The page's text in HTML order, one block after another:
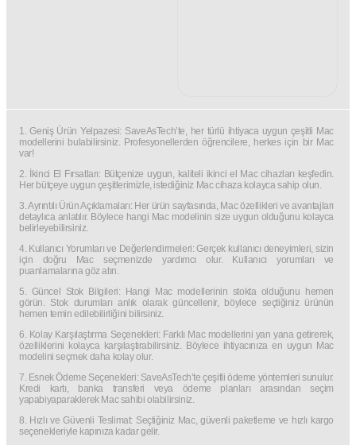
1. Geniş Ürün Yelpazesi: SaveAsTech’te, her türlü ihtiyaca uygun çeşitli Mac
modellerini bulabilirsiniz. Profesyonellerden öğrencilere, herkes için bir Mac
var!
2. İkinci El Fırsatları: Bütçenize uygun, kaliteli ikinci el Mac cihazları keşfedin.
Her bütçeye uygun çeşitlerimizle, istediğiniz Mac cihaza kolayca sahip olun.
3. Ayrıntılı Ürün Açıklamaları: Her ürün sayfasında, Mac özellikleri ve avantajları
detaylıca anlatılır. Böylece hangi Mac modelinin size uygun olduğunu kolayca
belirleyebilirsiniz.
4. Kullanıcı Yorumları ve Değerlendirmeleri: Gerçek kullanıcı deneyimleri, sizin
için doğru Mac seçmenizde yardımcı olur. Kullanıcı yorumları ve
puanlamalarına göz atın.
5. Güncel Stok Bilgileri: Hangi Mac modellerinin stokta olduğunu hemen
görün. Stok durumları anlık olarak güncellenir, böylece seçtiğiniz ürünün
hemen temin edilebilirliğini bilirsiniz.
6. Kolay Karşılaştırma Seçenekleri: Farklı Mac modellerini yan yana getirerek,
özelliklerini kolayca karşılaştırabilirsiniz. Böylece ihtiyacınıza en uygun Mac
modelini seçmek daha kolay olur.
7. Esnek Ödeme Seçenekleri: SaveAsTech’te çeşitli ödeme yöntemleri sunulur.
Kredi kartı, banka transferi veya ödeme planları arasından seçim
yapabiyaparaklerek Mac sahibi olabilirsiniz.
8. Hızlı ve Güvenli Teslimat: Seçtiğiniz Mac, güvenli paketleme ve hızlı kargo
seçenekleriyle kapınıza kadar gelir.